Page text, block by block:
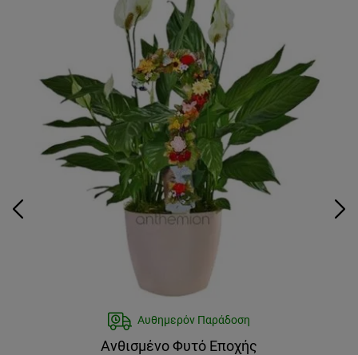
Αυθημερόν Παράδοση
Ανθισμένο Φυτό Εποχής